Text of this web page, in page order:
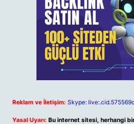
Reklam ve İletişim: Skype:
Yasal Uyarı: Bu internet sitesi, herhangi